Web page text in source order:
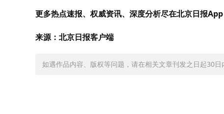
更多热点速报、权威资讯、深度分析尽在北京日报App
来源：北京日报客户端
如遇作品内容、版权等问题，请在相关文章刊发之日起30